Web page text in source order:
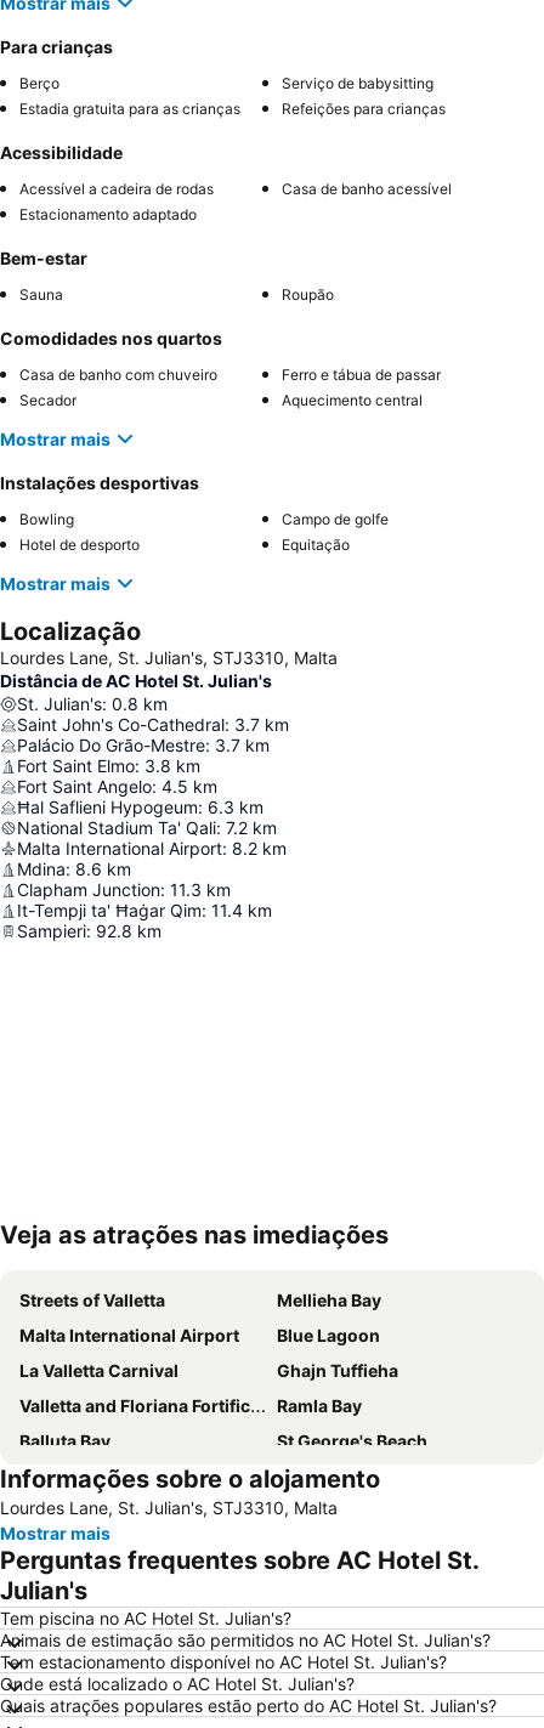
Para crianças
Berço
Serviço de babysitting
Estadia gratuita para as crianças
Refeições para crianças
Acessibilidade
Acessível a cadeira de rodas
Casa de banho acessível
Estacionamento adaptado
Bem-estar
Sauna Roupão
Comodidades nos quartos
Casa de banho com chuveiro
Ferro e tábua de passar
Secador
Aquecimento central
Mostrar mais
Instalações desportivas
Bowling
Campo de golfe
Hotel de desporto
Equitação
Mostrar mais
Localização
Lourdes Lane, St. Julian's, STJ3310, Malta
Distância de AC Hotel St. Julian's
St. Julian's: 0.8 km
Saint John's Co-Cathedral: 3.7 km
Palácio Do Grão-Mestre: 3.7 km
Fort Saint Elmo: 3.8 km
Fort Saint Angelo: 4.5 km
Ħal Saflieni Hypogeum: 6.3 km
National Stadium Ta' Qali: 7.2 km
Malta International Airport: 8.2 km
Mdina: 8.6 km
Clapham Junction: 11.3 km
It-Tempji ta' Ħaġar Qim: 11.4 km
Sampieri: 92.8 km
Ampliar mapa
Veja as atrações nas imediações
Streets of Valletta
Mellieha Bay
Malta International Airport
Blue Lagoon
La Valletta Carnival
Ghajn Tuffieha
Valletta and Floriana Fortifications
Ramla Bay
Balluta Bay
St George's Beach
Catedral de São João
Spinola Bay
Popeye Village
Paceville
Palazzo Parisio & Gardens
Qawra
San Pawl il-Bahar
Portomaso
Grand Harbour Marina
St Thomas Bay
Catedral Anglicana de São Paulo
Bus Terminus
San Anton Palace
Informações sobre o alojamento
Lourdes Lane, St. Julian's, STJ3310, Malta
Mostrar mais
Perguntas frequentes sobre AC Hotel St.
Julian's
Tem piscina no AC Hotel St. Julian's?
Animais de estimação são permitidos no AC Hotel St. Julian's?
Tem estacionamento disponível no AC Hotel St. Julian's?
Onde está localizado o AC Hotel St. Julian's?
Quais atrações populares estão perto do AC Hotel St. Julian's?